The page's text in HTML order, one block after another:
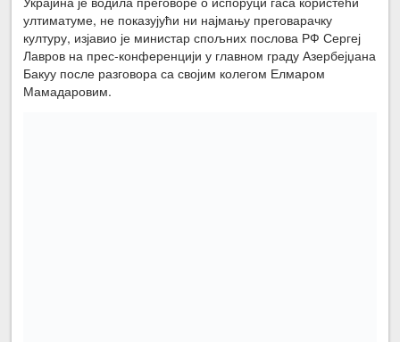
ултиматуме, не показујући ни најмању преговарачку
културу, изјавио је министар спољних послова РФ Сергеј
Лавров на прес-конференцији у главном граду Азербејџана
Бакуу после разговора са својим колегом Елмаром
Мамадаровим.